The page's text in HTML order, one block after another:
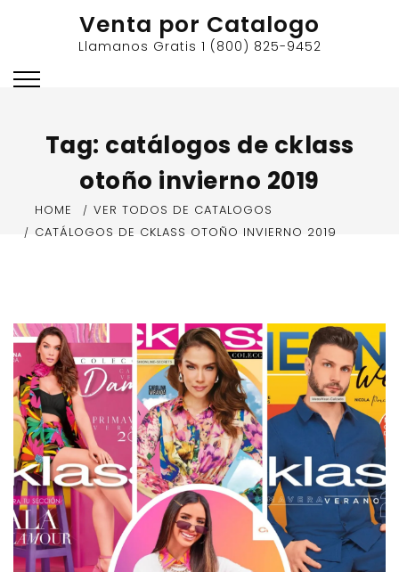
Venta por Catalogo
Llamanos Gratis 1 (800) 825-9452
Tag: catálogos de cklass
otoño invierno 2019
HOME
VER TODOS DE CATALOGOS
CATÁLOGOS DE CKLASS OTOÑO INVIERNO 2019